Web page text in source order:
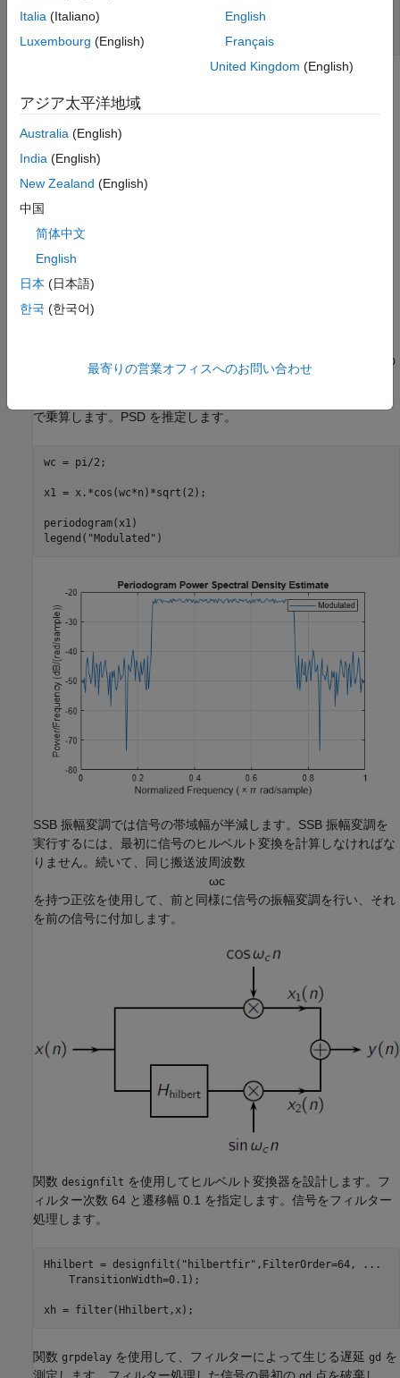
periodogram(x)
の余弦を使用して信号の振幅変調を行います。変調された信号の
パワーが元の信号のパワーと等しくなるように
で乗算します。PSD を推定します。
wc = pi/2;
x1 = x.*cos(wc*n)*sqrt(2);
periodogram(x1)
legend( "Modulated" )
SSB 振幅変調では信号の帯域幅が半減します。SSB 振幅変調を
実行するには、最初に信号のヒルベルト変換を計算しなければな
りません。続いて、同じ搬送波周波数
ωc
を持つ正弦を使用して、前と同様に信号の振幅変調を行い、それ
を前の信号に付加します。
関数 designfilt を使用してヒルベルト変換器を設計します。フ
ィルター次数 64 と遷移幅 0.1 を指定します。信号をフィルター
処理します。
Hhilbert = designfilt( "hilbertfir" ,FilterOrder=64,
...
    TransitionWidth=0.1);
xh = filter(Hhilbert,x);
関数 grpdelay を使用して、フィルターによって生じる遅延 gd を
測定します。フィルター処理した信号の最初の
点を破棄し、
Italia (Italiano)
Luxembourg (English)
English
Français
United Kingdom (English)
アジア太平洋地域
Australia (English)
India (English)
New Zealand (English)
中国
简体中文
English
日本 (日本語)
한국 (한국어)
最寄りの営業オフィスへのお問い合わせ